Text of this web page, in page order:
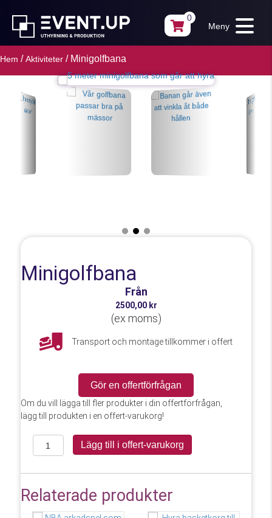
0
Meny
Hem /Aktiviteter / Minigolfbana
Minigolfbana
Från
2500,00 kr
(ex moms)
Transport och montage tillkommer i offert
Gör en offertförfrågan
Om du vill lägga till fler produkter i din offertförfrågan,
lägg till produkten i en offert-varukorg!
Minigolfbana
mängd
Lägg till i offert-varukorg
Relaterade produkter